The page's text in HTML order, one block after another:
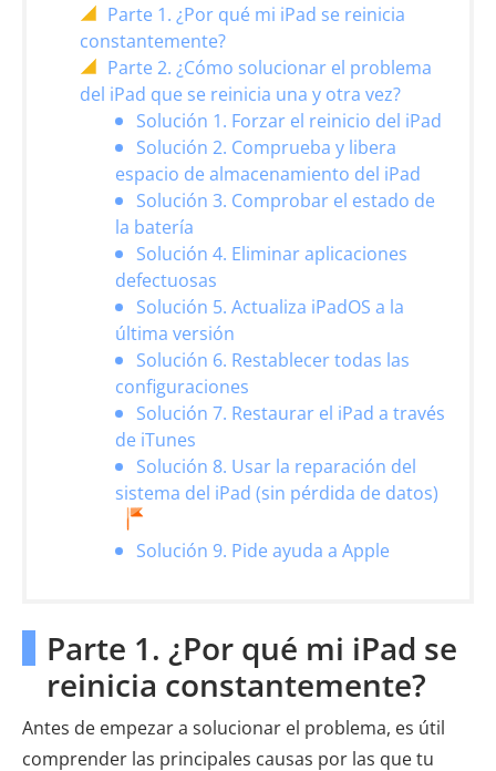
Parte 1. ¿Por qué mi iPad se reinicia
constantemente?
Parte 2. ¿Cómo solucionar el problema
del iPad que se reinicia una y otra vez?
Solución 1. Forzar el reinicio del iPad
Solución 2. Comprueba y libera
espacio de almacenamiento del iPad
Solución 3. Comprobar el estado de
la batería
Solución 4. Eliminar aplicaciones
defectuosas
Solución 5. Actualiza iPadOS a la
última versión
Solución 6. Restablecer todas las
configuraciones
Solución 7. Restaurar el iPad a través
de iTunes
Solución 8. Usar la reparación del
sistema del iPad (sin pérdida de datos)
Solución 9. Pide ayuda a Apple
Parte 1. ¿Por qué mi iPad se
reinicia constantemente?
Antes de empezar a solucionar el problema, es útil
comprender las principales causas por las que tu